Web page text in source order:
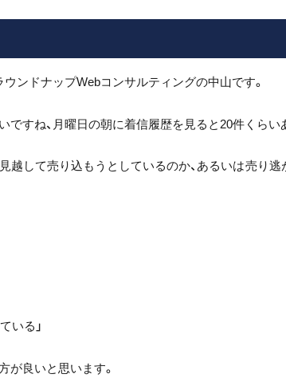
ンドナップWebコンサルティングの中山です。
すね、月曜日の朝に着信履歴を見ると20件くらい
越して売り込もうとしているのか、あるいは売り逃
いる」
が良いと思います。